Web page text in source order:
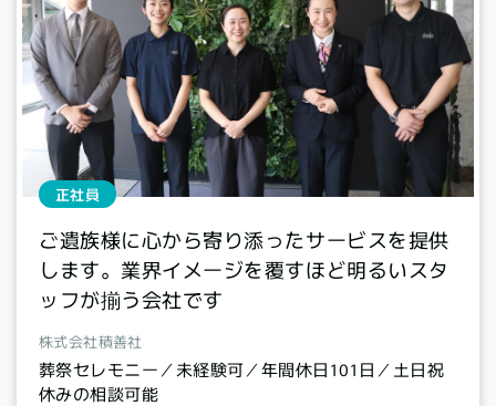
正社員
ご遺族様に心から寄り添ったサービスを提供
します。業界イメージを覆すほど明るいスタ
ッフが揃う会社です
株式会社積善社
葬祭セレモニー／未経験可／年間休日101日／土日祝
休みの相談可能